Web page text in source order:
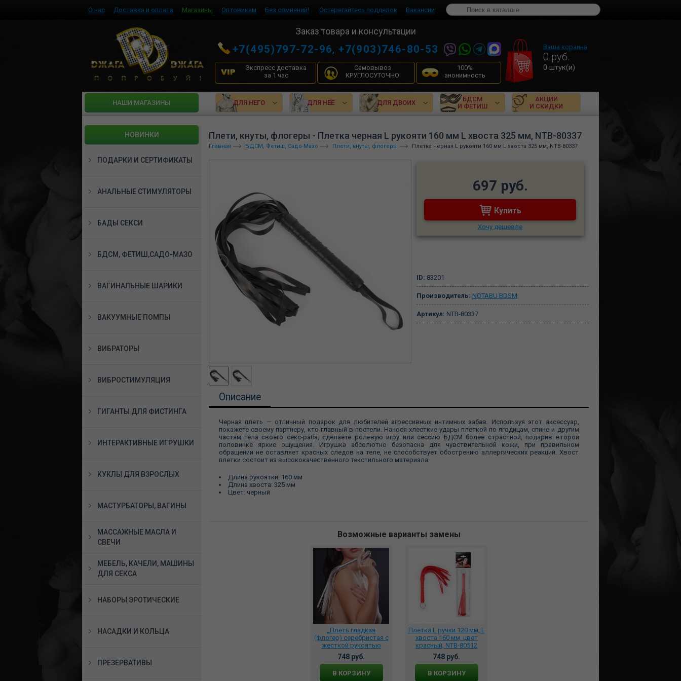
О нас Доставка и оплата Магазины Оптовикам Без сомнений! Остерегайтесь подделок Вакансии
Заказ товара и консультации
+7(495)797-72-96,+7(903)746-80-53
Экспресс доставка
за 1 час
Самовывоз
КРУГЛОСУТОЧНО
100%
анонимность
Ваша корзина
0 руб.
0 штук(и)
HАШИ МАГАЗИНЫ ДЛЯ НЕГО ДЛЯ НЕЁ ДЛЯ ДВОИХ
БДСМ
И ФЕТИШ
АКЦИИ
И СКИДКИ
НОВИНКИ
ПОДАРКИ И СЕРТИФИКАТЫ
АНАЛЬНЫЕ СТИМУЛЯТОРЫ
БАДЫ СЕКСИ
БДСМ, ФЕТИШ,САДО-МАЗО
ВАГИНАЛЬНЫЕ ШАРИКИ
ВАКУУМНЫЕ ПОМПЫ
ВИБРАТОРЫ
ВИБРОСТИМУЛЯЦИЯ
ГИГАНТЫ ДЛЯ ФИСТИНГА
ИНТЕРАКТИВНЫЕ ИГРУШКИ
КУКЛЫ ДЛЯ ВЗРОСЛЫХ
МАСТУРБАТОРЫ, ВАГИНЫ
МАССАЖНЫЕ МАСЛА И
СВЕЧИ
МЕБЕЛЬ, КАЧЕЛИ, МАШИНЫ
ДЛЯ СЕКСА
НАБОРЫ ЭРОТИЧЕСКИЕ
НАСАДКИ И КОЛЬЦА
ПРЕЗЕРВАТИВЫ
Плети, кнуты, флогеры - Плетка черная L рукояти 160 мм L хвоста 325 мм, NTB-80337
Главная БДСМ, Фетиш, Садо-Мазо Плети, кнуты, флогеры Плетка черная L рукояти 160 мм L хвоста 325 мм, NTB-80337
697 руб.
Купить
Хочу дешевле
ID: 83201
Производитель: NOTABU BDSM
Артикул: NTB-80337
Описание
Черная плеть — отличный подарок для любителей агрессивных интимных забав. Используя этот аксессуар,
покажете своему партнеру, кто главный в постели. Нанося хлесткие удары плеткой по ягодицам, спине и другим
частям тела своего секс-раба, сделаете ролевую игру или сессию БДСМ более страстной, подарив второй
половинке яркие ощущения. Игрушка абсолютно безопасна для чувствительной кожи, при правильном
обращении не оставляет красных следов на теле, не способствует обострению аллергических реакций. Хвост
плетки состоит из высококачественного текстильного материала.
Длина рукоятки: 160 мм
Длина хвоста: 325 мм
Цвет: черный
Возможные варианты замены
_Плеть гладкая
(флогер) серебристая с
жесткой рукоятью
общей длиной 40 см,
5018-6 BX SIT
748 руб.
В КОРЗИНУ
Плётка L ручки 120 мм, L
хвоста 160 мм, цвет
красный, NTB-80512
748 руб.
В КОРЗИНУ